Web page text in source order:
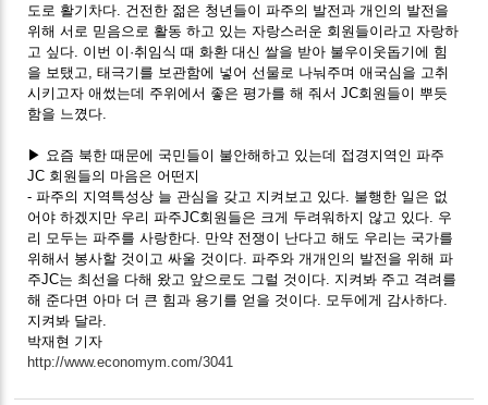
도로 활기차다. 건전한 젊은 청년들이 파주의 발전과 개인의 발전을
위해 서로 믿음으로 활동 하고 있는 자랑스러운 회원들이라고 자랑하
고 싶다. 이번 이·취임식 때 화환 대신 쌀을 받아 불우이웃돕기에 힘
을 보탰고, 태극기를 보관함에 넣어 선물로 나눠주며 애국심을 고취
시키고자 애썼는데 주위에서 좋은 평가를 해 줘서 JC회원들이 뿌듯
함을 느꼈다.
▶ 요즘 북한 때문에 국민들이 불안해하고 있는데 접경지역인 파주
JC 회원들의 마음은 어떤지
- 파주의 지역특성상 늘 관심을 갖고 지켜보고 있다. 불행한 일은 없
어야 하겠지만 우리 파주JC회원들은 크게 두려워하지 않고 있다. 우
리 모두는 파주를 사랑한다. 만약 전쟁이 난다고 해도 우리는 국가를
위해서 봉사할 것이고 싸울 것이다. 파주와 개개인의 발전을 위해 파
주JC는 최선을 다해 왔고 앞으로도 그럴 것이다. 지켜봐 주고 격려를
해 준다면 아마 더 큰 힘과 용기를 얻을 것이다. 모두에게 감사하다.
지켜봐 달라.
박재현 기자
http://www.economym.com/3041